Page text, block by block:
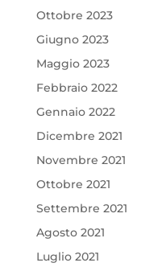
Ottobre 2023
Giugno 2023
Maggio 2023
Febbraio 2022
Gennaio 2022
Dicembre 2021
Novembre 2021
Ottobre 2021
Settembre 2021
Agosto 2021
Luglio 2021